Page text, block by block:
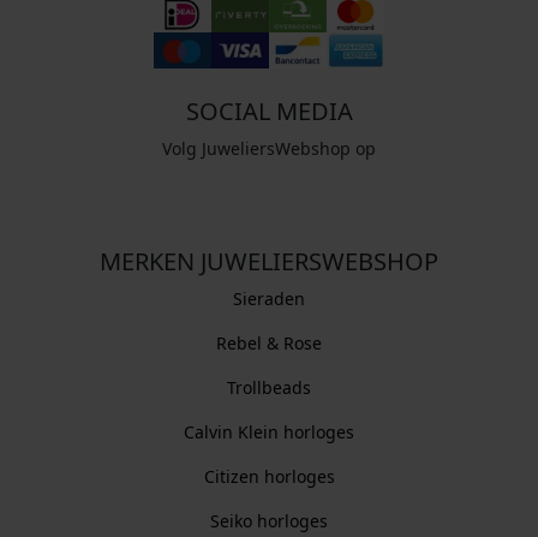
SOCIAL MEDIA
Volg JuweliersWebshop op
MERKEN JUWELIERSWEBSHOP
Sieraden
Rebel & Rose
Trollbeads
Calvin Klein horloges
Citizen horloges
Seiko horloges